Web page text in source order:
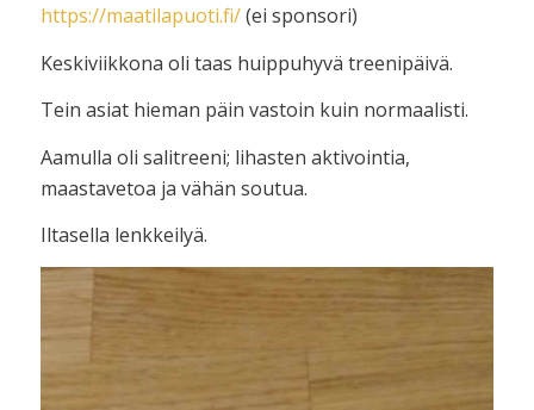
https://maatilapuoti.fi/(ei sponsori)
Keskiviikkona oli taas huippuhyvä treenipäivä.
Tein asiat hieman päin vastoin kuin normaalisti.
Aamulla oli salitreeni; lihasten aktivointia,
maastavetoa ja vähän soutua.
Iltasella lenkkeilyä.